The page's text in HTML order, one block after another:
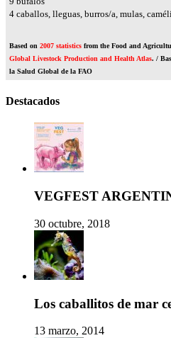
4 caballos, lleguas, burros/a, mulas,
Based on 2007 statistics from the Food and
Global Livestock Production and Health Atlas. /
la Salud Global de la FAO
Destacados
VEGFEST
30 octubre, 2018
Los caballitos de mar
13 marzo, 2014